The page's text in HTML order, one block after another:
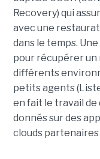
Recovery) qui
avec une
dans le temps.
pour récupérer un
différents
petits agents
en fait le travail
donnés sur des
clouds partenaires